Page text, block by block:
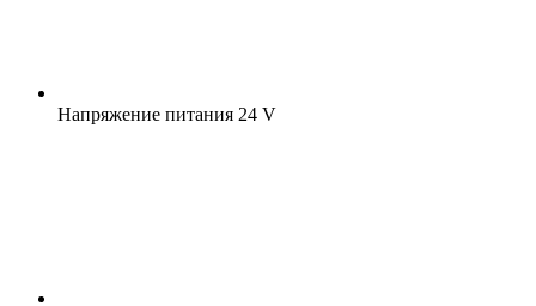
Напряжение питания 24 V